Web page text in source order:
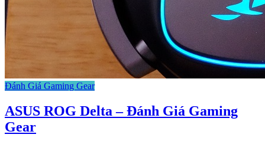
Đánh Giá Gaming Gear
ASUS ROG Delta – Đánh Giá Gaming
Gear